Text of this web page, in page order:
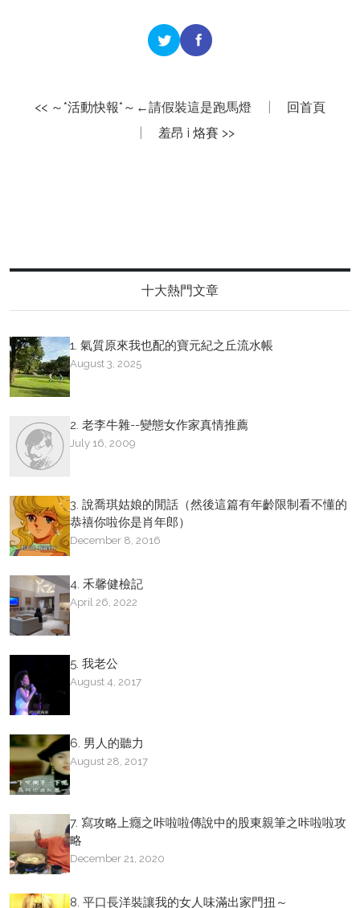
<< ～*活動快報*～←請假裝這是跑馬燈
回首頁
羞昂 i 烙賽 >>
十大熱門文章
1. 氣質原來我也配的寶元紀之丘流水帳
August 3, 2025
2. 老李牛雜--變態女作家真情推薦
July 16, 2009
3. 說喬琪姑娘的閒話（然後這篇有年齡限制看不懂的
恭禧你啦你是肖年郎）
December 8, 2016
4. 禾馨健檢記
April 26, 2022
5. 我老公
August 4, 2017
6. 男人的聽力
August 28, 2017
7. 寫攻略上癮之咔啦啦傳說中的股東親筆之咔啦啦攻
略
December 21, 2020
8. 平口長洋裝讓我的女人味滿出家門扭～